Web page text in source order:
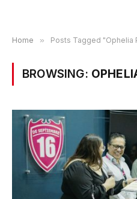
Home » Posts Tagged "Ophelia
BROWSING: